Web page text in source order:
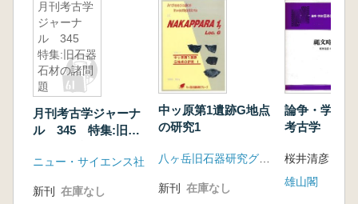
月刊考古学
ジャーナ
ル 345
特集:旧石器
石材の諸問
題
月刊考古学ジャーナ
ル 345 特集:旧石
ニュー・サイエンス社
新刊 在庫なし
中ッ原第1遺跡G地点
の研究1
新刊 在庫なし
論争・学説
考古学 第3
雄山閣